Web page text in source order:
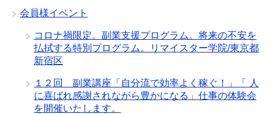
会員様イベント
コロナ禍限定。副業支援プログラム。将来の不安を
払拭する特別プログラム。リマイスター学院/東京都
新宿区
１２回 副業講座「自分流で効率よく稼ぐ！」「 人
に喜ばれ感謝されながら豊かになる」仕事の体験会
を開催いたします。